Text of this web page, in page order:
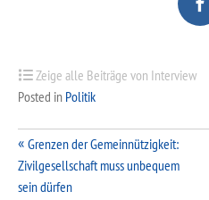
Zeige alle Beiträge von Interview
Posted in Politik
Beitragsnavigation
Grenzen der Gemeinnützigkeit:
Zivilgesellschaft muss unbequem
sein dürfen